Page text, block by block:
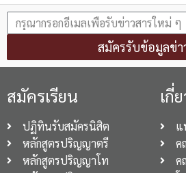
สมัครรับข้อมูลข่า
สมัครเรียน
ปฏิทินรับสมัครนิสิต
หลักสูตรปริญญาตรี
หลักสูตรปริญญาโท
เกี่
แ
ค
ค